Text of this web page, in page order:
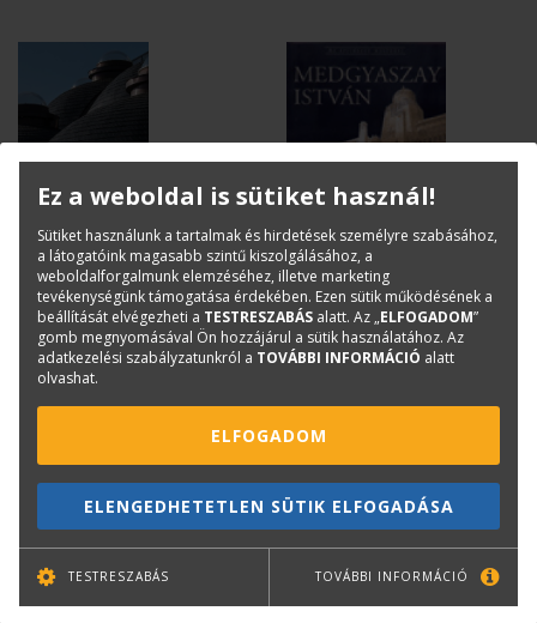
GERLE JÁNOS (SZERK.)
Makovecz Imre - Tervek,
épületek, írások 2002-
2011. 2 kötet.
7 900 Ft
GERLE JÁNOS (SZERK.)
Medgyaszay István
14 900 Ft
Ez a weboldal is sütiket használ!
Sütiket használunk a tartalmak és hirdetések személyre szabásához,
a látogatóink magasabb szintű kiszolgálásához, a
weboldalforgalmunk elemzéséhez, illetve marketing
tevékenységünk támogatása érdekében. Ezen sütik működésének a
beállítását elvégezheti a TESTRESZABÁS alatt. Az „ELFOGADOM”
gomb megnyomásával Ön hozzájárul a sütik használatához. Az
adatkezelési szabályzatunkról a TOVÁBBI INFORMÁCIÓ alatt
olvashat.
ELFOGADOM
ELENGEDHETETLEN SÜTIK ELFOGADÁSA
TESTRESZABÁS TOVÁBBI INFORMÁCIÓ